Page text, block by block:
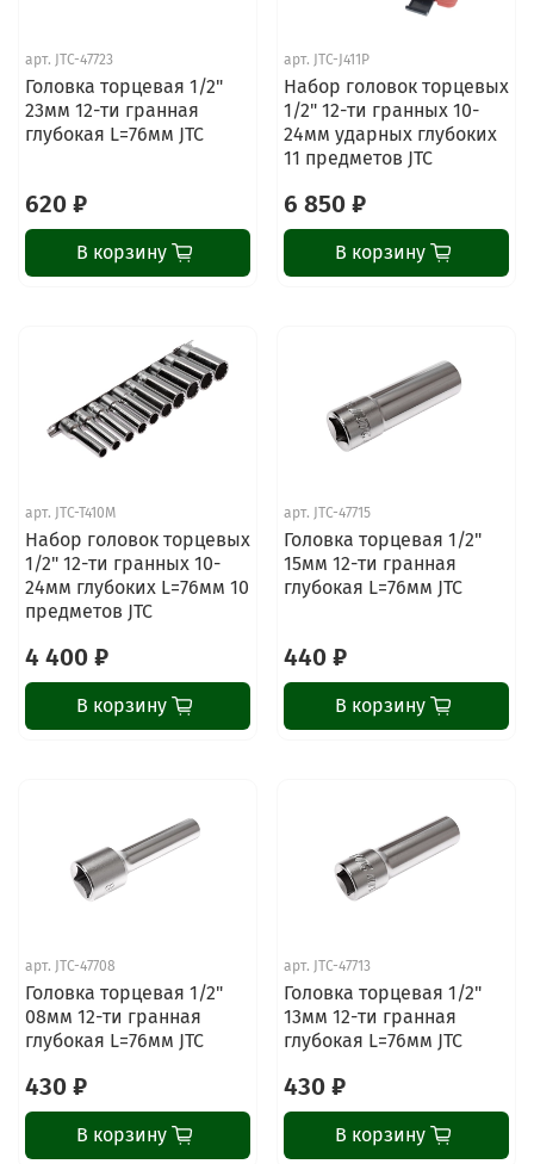
арт. JTC-47723
Головка торцевая 1/2"
23мм 12-ти гранная
глубокая L=76мм JTC
620 ₽
В корзину
арт. JTC-J411P
Набор головок торцевых
1/2" 12-ти гранных 10-
24мм ударных глубоких
11 предметов JTC
6 850 ₽
В корзину
арт. JTC-T410M
Набор головок торцевых
1/2" 12-ти гранных 10-
24мм глубоких L=76мм 10
предметов JTC
4 400 ₽
В корзину
арт. JTC-47715
Головка торцевая 1/2"
15мм 12-ти гранная
глубокая L=76мм JTC
440 ₽
В корзину
арт. JTC-47708
Головка торцевая 1/2"
08мм 12-ти гранная
глубокая L=76мм JTC
430 ₽
В корзину
арт. JTC-47713
Головка торцевая 1/2"
13мм 12-ти гранная
глубокая L=76мм JTC
430 ₽
В корзину